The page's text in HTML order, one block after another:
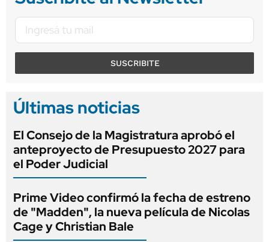
SUSCRIBITE
Últimas noticias
El Consejo de la Magistratura aprobó el
anteproyecto de Presupuesto 2027 para
el Poder Judicial
Prime Video confirmó la fecha de estreno
de "Madden", la nueva película de Nicolas
Cage y Christian Bale